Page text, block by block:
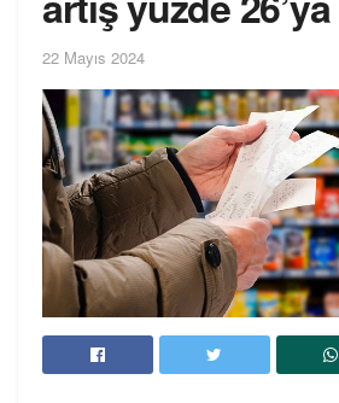
22 Mayıs 2024